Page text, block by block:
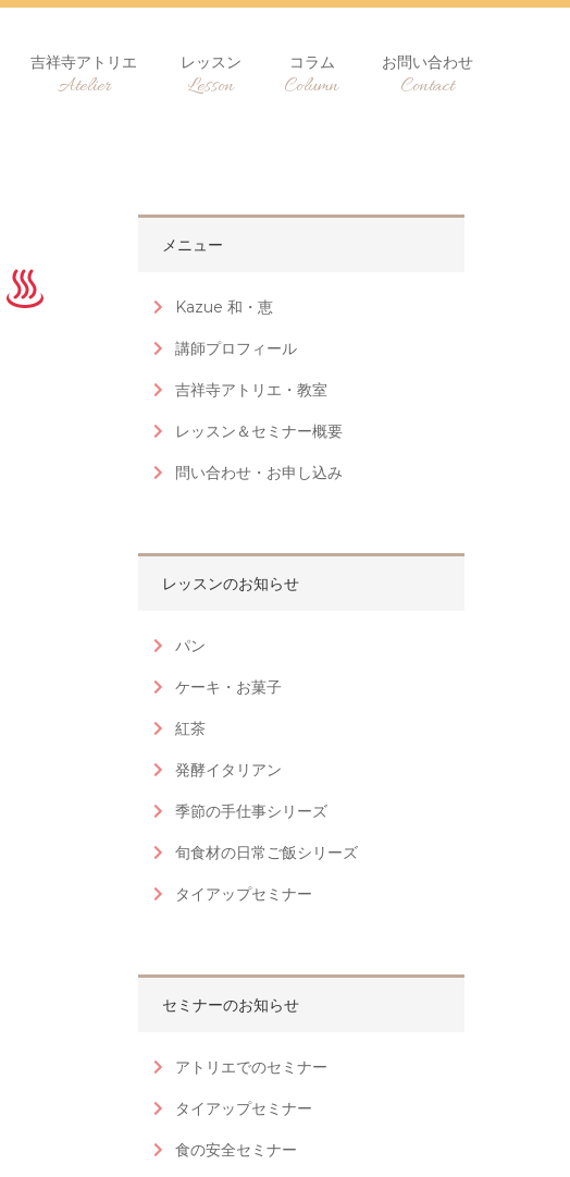
吉祥寺アトリエ
Atelier
レッスン
Lesson
コラム
Column
お問い合わせ
Contact
メニュー
Kazue 和・恵
講師プロフィール
吉祥寺アトリエ・教室
レッスン＆セミナー概要
問い合わせ・お申し込み
レッスンのお知らせ
パン
ケーキ・お菓子
紅茶
発酵イタリアン
季節の手仕事シリーズ
旬食材の日常ご飯シリーズ
タイアップセミナー
セミナーのお知らせ
アトリエでのセミナー
タイアップセミナー
食の安全セミナー